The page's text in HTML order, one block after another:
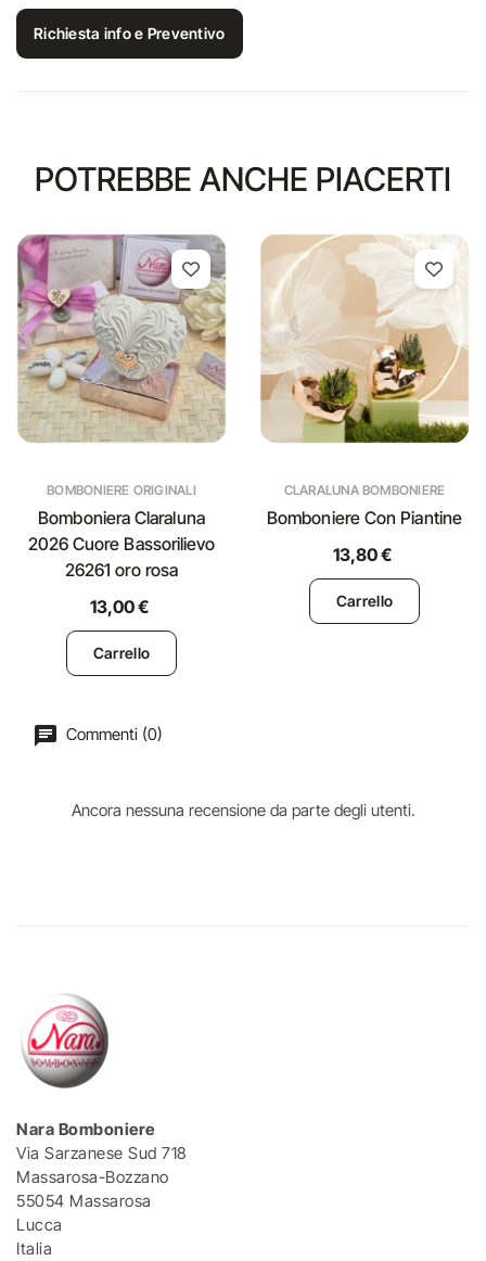
Richiesta info e Preventivo
POTREBBE ANCHE PIACERTI
BOMBONIERE ORIGINALI
Bomboniera Claraluna
2026 Cuore Bassorilievo
26261 oro rosa
13,00 €
Carrello
CLARALUNA BOMBONIERE
Bomboniere Con Piantine
13,80 €
Carrello
Commenti (0)
Ancora nessuna recensione da parte degli utenti.
Nara Bomboniere
Via Sarzanese Sud 718
Massarosa-Bozzano
55054 Massarosa
Lucca
Italia